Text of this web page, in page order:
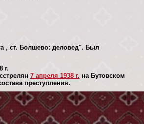
, ст. Болшево: деловед". Был
г.
7 апреля 1938 г. на Бутовском
преступления.